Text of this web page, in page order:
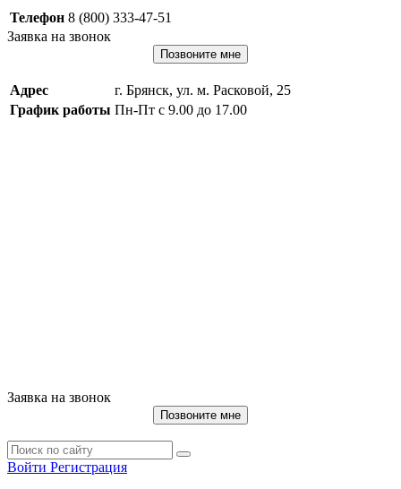
Телефон 8 (800) 333-47-51
Заявка на звонок
Позвоните мне
Адрес
г. Брянск, ул. м. Расковой, 25
График работы Пн-Пт с 9.00 до 17.00
Заявка на звонок
Позвоните мне
Войти Регистрация